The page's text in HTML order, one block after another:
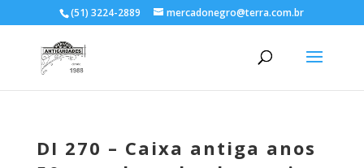
(51) 3224-2889 mercadonegro@terra.com.br
DI 270 – Caixa antiga anos